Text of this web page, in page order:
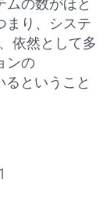
ムの数がほと
まり、システ
依然として多
ンの
ということ